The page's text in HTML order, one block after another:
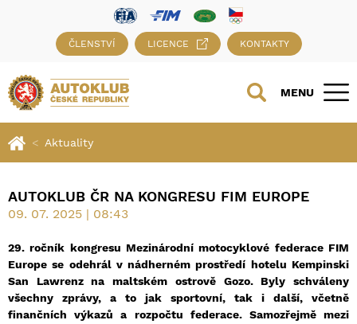
ČLENSTVÍ LICENCE KONTAKTY
MENU
Aktuality
AUTOKLUB ČR NA KONGRESU FIM EUROPE
09. 07. 2025 | 08:43
29. ročník kongresu Mezinárodní motocyklové federace FIM
Europe se odehrál v nádherném prostředí hotelu Kempinski
San Lawrenz na maltském ostrově Gozo. Byly schváleny
všechny zprávy, a to jak sportovní, tak i další, včetně
finančních výkazů a rozpočtu federace. Samozřejmě mezi